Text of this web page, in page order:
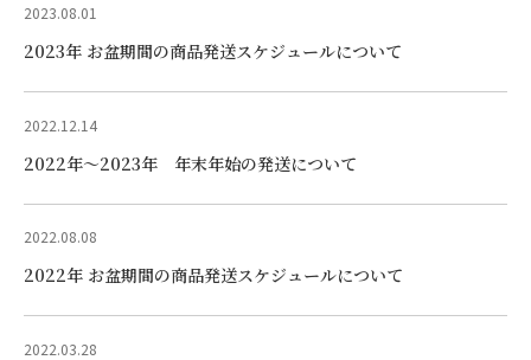
2023.08.01
2023年 お盆期間の商品発送スケジュールについて
2022.12.14
2022年〜2023年 年末年始の発送について
2022.08.08
2022年 お盆期間の商品発送スケジュールについて
2022.03.28